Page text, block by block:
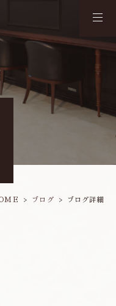
ブログ ブログ詳細